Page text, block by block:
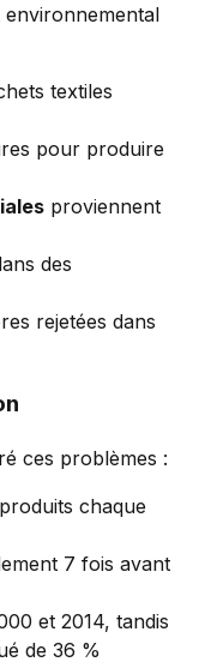
environnemental
textiles
pour produire
proviennent
des
rejetées dans
ces problèmes :
produits chaque
7 fois avant
et 2014, tandis
de 36 %